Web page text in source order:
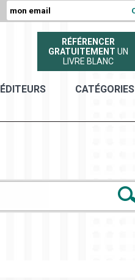
RÉFÉRENCER
GRATUITEMENT UN
LIVRE BLANC
ÉDITEURS CATÉGORIES